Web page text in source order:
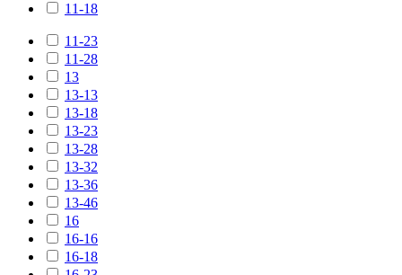
11-18
11-23
11-28
13
13-13
13-18
13-23
13-28
13-32
13-36
13-46
16
16-16
16-18